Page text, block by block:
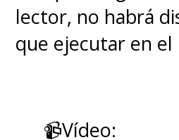
lector, no habrá
que ejecutar en el
📹Vídeo: